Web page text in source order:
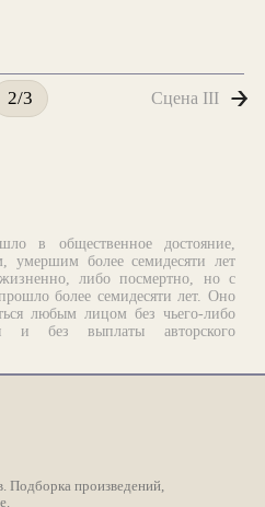
2/3 Сцена III
в общественное достояние,
умершим более семидесяти лет
либо посмертно, но с
более семидесяти лет. Оно
любым лицом без чьего-либо
и без выплаты авторского
произведений,